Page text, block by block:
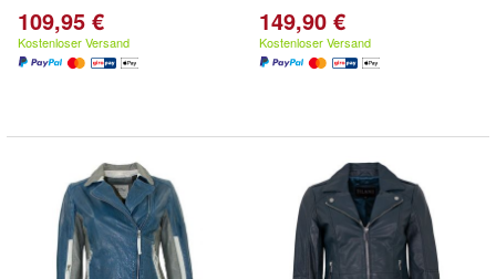
109,95 €
Kostenloser Versand
149,90 €
Kostenloser Versand